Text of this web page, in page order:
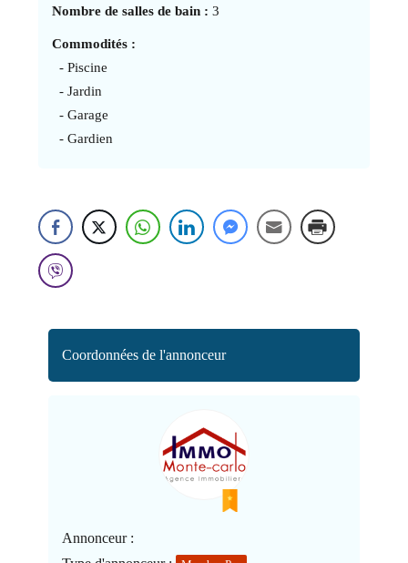
Nombre de salles de bain : 3
Commodités :
- Piscine
- Jardin
- Garage
- Gardien
Coordonnées de l'annonceur
Annonceur :